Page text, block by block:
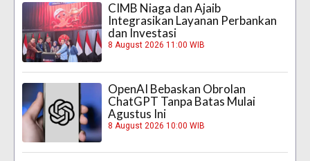
CIMB Niaga dan Ajaib
Integrasikan Layanan Perbankan
dan Investasi
8 August 2026 11:00 WIB
OpenAI Bebaskan Obrolan
ChatGPT Tanpa Batas Mulai
Agustus Ini
8 August 2026 10:00 WIB